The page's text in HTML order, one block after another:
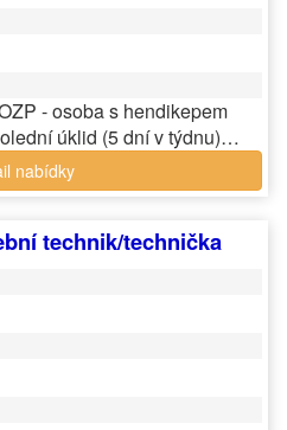
- osoba s hendikepem
úklid (5 dní v týdnu)…
nabídky
technik/technička